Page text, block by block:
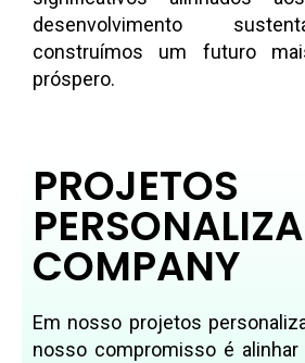
desenvolvimento
construímos um futuro
próspero.
PROJETOS
COMPANY
Em nosso projetos
nosso compromisso é